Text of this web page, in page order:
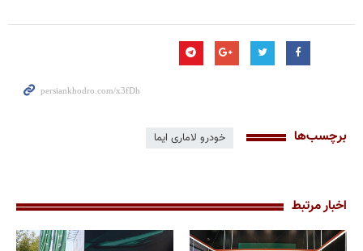
برچسب‌ها خودرو لاماری ایما
اخبار مرتبط